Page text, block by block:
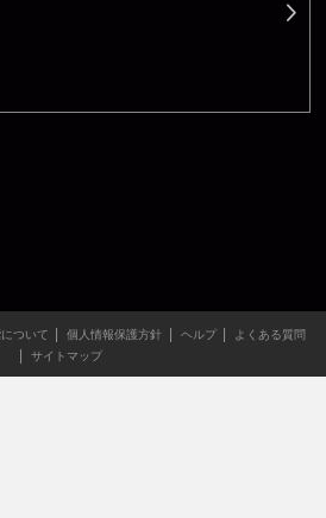
ついて 個人情報保護方針 ヘルプ
よくある質問
サイトマップ